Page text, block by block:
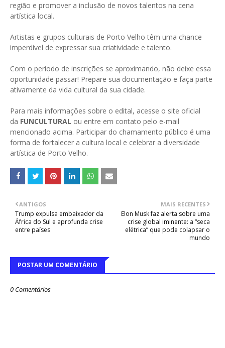
região e promover a inclusão de novos talentos na cena
artística local.
Artistas e grupos culturais de Porto Velho têm uma chance
imperdível de expressar sua criatividade e talento.
Com o período de inscrições se aproximando, não deixe essa
oportunidade passar! Prepare sua documentação e faça parte
ativamente da vida cultural da sua cidade.
Para mais informações sobre o edital, acesse o site oficial
da FUNCULTURAL ou entre em contato pelo e-mail
mencionado acima. Participar do chamamento público é uma
forma de fortalecer a cultura local e celebrar a diversidade
artística de Porto Velho.
MAIS RECENTES
Elon Musk faz alerta sobre uma
crise global iminente: a “seca
elétrica” que pode colapsar o
mundo
ANTIGOS
Trump expulsa embaixador da
África do Sul e aprofunda crise
entre países
POSTAR UM COMENTÁRIO
0 Comentários